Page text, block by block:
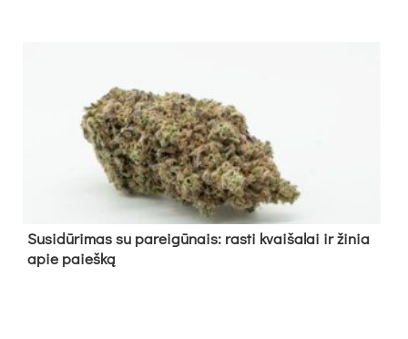
Su­si­dū­ri­mas su pa­rei­gū­nais: ras­ti kvai­ša­lai ir ži­nia
apie paieš­ką